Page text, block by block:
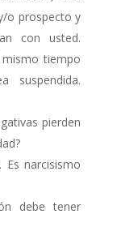
o prospecto y
con usted.
mismo tiempo
suspendida.
pierden
narcisismo
debe tener